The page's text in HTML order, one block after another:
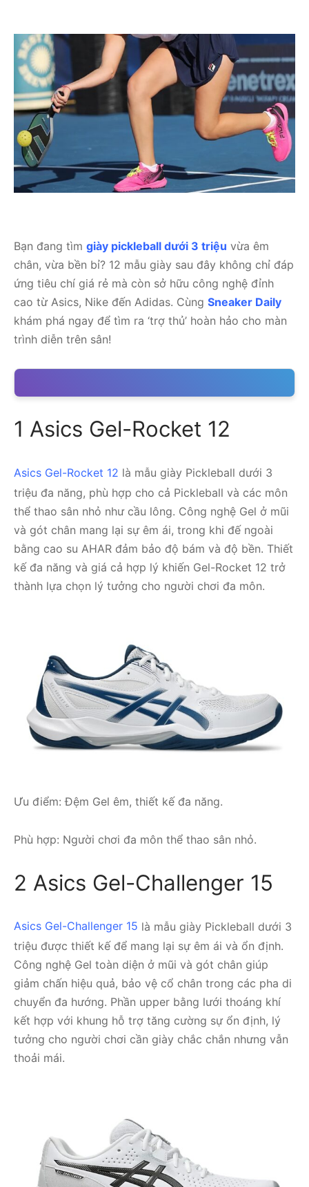
Bạn đang tìm giày pickleball dưới 3 triệu vừa êm
chân, vừa bền bỉ? 12 mẫu giày sau đây không chỉ đáp
ứng tiêu chí giá rẻ mà còn sở hữu công nghệ đỉnh
cao từ Asics, Nike đến Adidas. Cùng Sneaker Daily
khám phá ngay để tìm ra ‘trợ thủ’ hoàn hảo cho màn
trình diễn trên sân!
1 Asics Gel-Rocket 12
Asics Gel-Rocket 12 là mẫu giày Pickleball dưới 3
triệu đa năng, phù hợp cho cả Pickleball và các môn
thể thao sân nhỏ như cầu lông. Công nghệ Gel ở mũi
và gót chân mang lại sự êm ái, trong khi đế ngoài
bằng cao su AHAR đảm bảo độ bám và độ bền. Thiết
kế đa năng và giá cả hợp lý khiến Gel-Rocket 12 trở
thành lựa chọn lý tưởng cho người chơi đa môn.
Ưu điểm: Đệm Gel êm, thiết kế đa năng.
Phù hợp: Người chơi đa môn thể thao sân nhỏ.
2 Asics Gel-Challenger 15
Asics Gel-Challenger 15 là mẫu giày Pickleball dưới 3
triệu được thiết kế để mang lại sự êm ái và ổn định.
Công nghệ Gel toàn diện ở mũi và gót chân giúp
giảm chấn hiệu quả, bảo vệ cổ chân trong các pha di
chuyển đa hướng. Phần upper bằng lưới thoáng khí
kết hợp với khung hỗ trợ tăng cường sự ổn định, lý
tưởng cho người chơi cần giày chắc chắn nhưng vẫn
thoải mái.